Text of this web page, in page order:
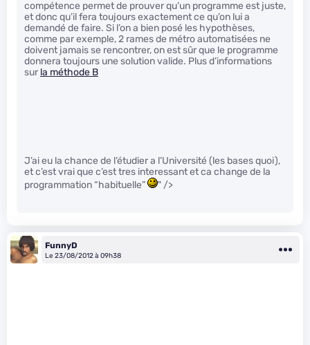
compétence permet de prouver qu’un programme est juste,
et donc qu’il fera toujours exactement ce qu’on lui a
demandé de faire. Si l’on a bien posé les hypothèses,
comme par exemple, 2 rames de métro automatisées ne
doivent jamais se rencontrer, on est sûr que le programme
donnera toujours une solution valide. Plus d’informations
sur la méthode B
J’ai eu la chance de l’étudier a l’Université (les bases quoi),
et c’est vrai que c’est tres interessant et ca change de la
programmation “habituelle”
" />
FunnyD
Le 23/08/2012 à 09h38